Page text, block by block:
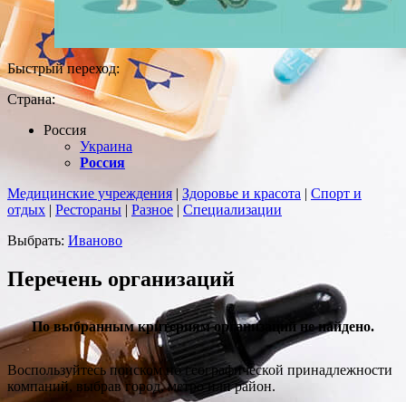
Быстрый переход:
Страна:
Россия
Украина
Россия
Медицинские учреждения | Здоровье и красота | Спорт и
отдых | Рестораны | Разное | Специализации
Выбрать: Иваново
Перечень организаций
По выбранным критериям организаций не найдено.
Воспользуйтесь поиском по географической принадлежности
компаний, выбрав город, метро или район.